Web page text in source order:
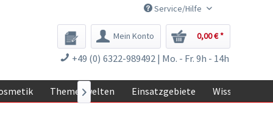
Service/Hilfe
Mein Konto 0,00 € *
+49 (0) 6322-989492 | Mo. - Fr. 9h - 14h
Themenwelten Einsatzgebiete Wissen

Zimmer-Gewächshaus
9,99 € *